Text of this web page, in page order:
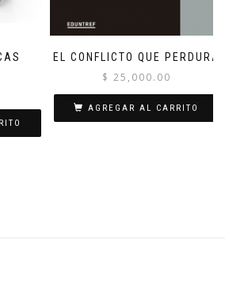
EL CONFLICTO QUE PERDURA
$ 25,000.00
AGREGAR AL CARRITO